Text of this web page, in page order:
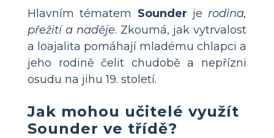
Hlavním tématem Sounder je rodina,
přežití a naděje. Zkoumá, jak vytrvalost
a loajalita pomáhají mladému chlapci a
jeho rodině čelit chudobě a nepřízni
osudu na jihu 19. století.
Jak mohou učitelé využít
Sounder ve třídě?